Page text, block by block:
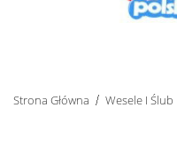
Strona Główna Wesele I Ślub